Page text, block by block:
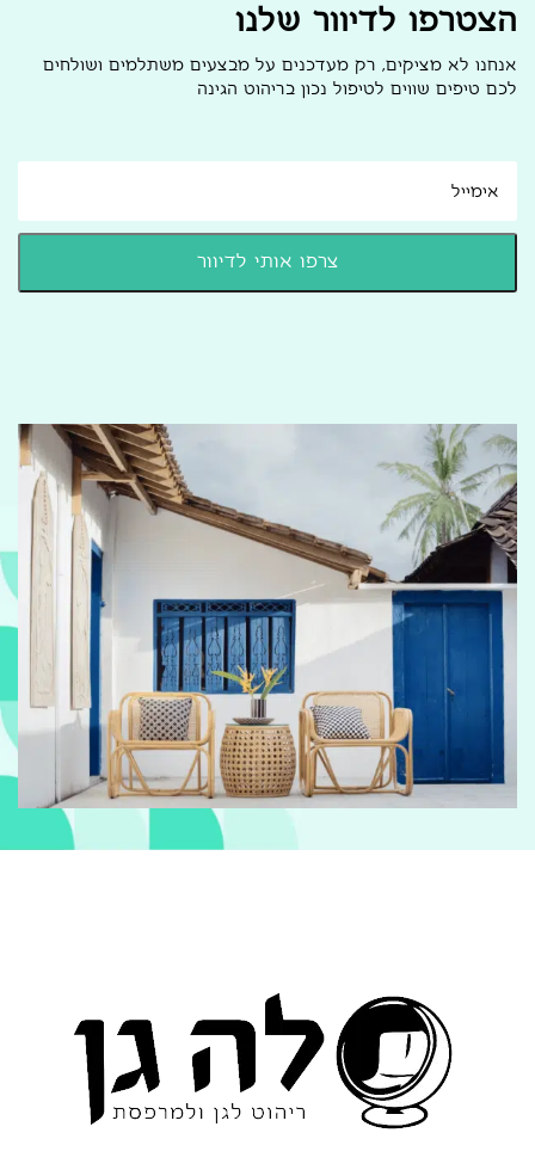
הצטרפו לדיוור שלנו
אנחנו לא מציקים, רק מעדכנים על מבצעים משתלמים ושולחים
לכם טיפים שווים לטיפול נכון בריהוט הגינה